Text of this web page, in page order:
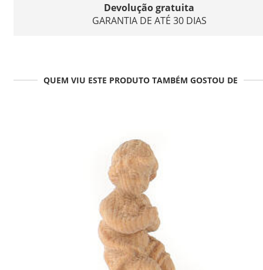
Devolução gratuita
GARANTIA DE ATÉ 30 DIAS
QUEM VIU ESTE PRODUTO TAMBÉM GOSTOU DE